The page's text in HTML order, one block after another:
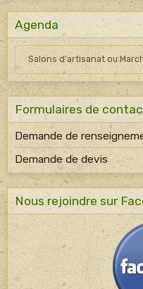
Agenda
Salons d'artisanat ou
Formulaires de
Demande de
Demande de devis
Nous rejoindre sur